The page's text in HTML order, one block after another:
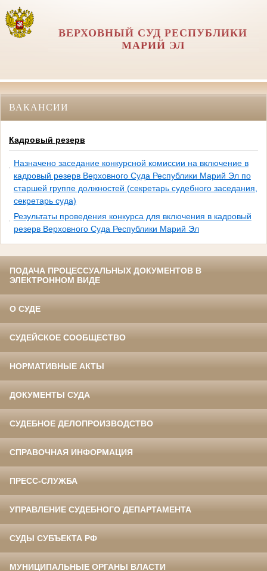
ВЕРХОВНЫЙ СУД РЕСПУБЛИКИ
МАРИЙ ЭЛ
ВАКАНСИИ
Кадровый резерв
Назначено заседание конкурсной комиссии на включение в
кадровый резерв Верховного Суда Республики Марий Эл по
старшей группе должностей (секретарь судебного заседания,
секретарь суда)
Результаты проведения конкурса для включения в кадровый
резерв Верховного Суда Республики Марий Эл
ПОДАЧА ПРОЦЕССУАЛЬНЫХ ДОКУМЕНТОВ В
ЭЛЕКТРОННОМ ВИДЕ
О СУДЕ
СУДЕЙСКОЕ СООБЩЕСТВО
НОРМАТИВНЫЕ АКТЫ
ДОКУМЕНТЫ СУДА
СУДЕБНОЕ ДЕЛОПРОИЗВОДСТВО
СПРАВОЧНАЯ ИНФОРМАЦИЯ
ПРЕСС-СЛУЖБА
УПРАВЛЕНИЕ СУДЕБНОГО ДЕПАРТАМЕНТА
СУДЫ СУБЪЕКТА РФ
МУНИЦИПАЛЬНЫЕ ОРГАНЫ ВЛАСТИ